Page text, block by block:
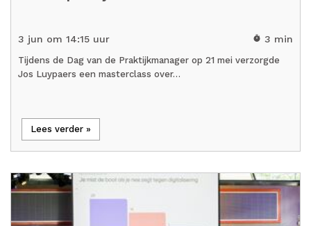
3 jun om 14:15 uur timer 3 min
Tijdens de Dag van de Praktijkmanager op 21 mei verzorgde
Jos Luypaers een masterclass over…
Lees verder »